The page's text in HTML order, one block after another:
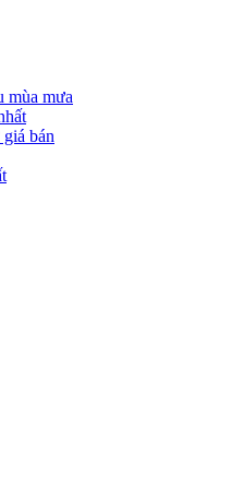
mùa mưa
bán